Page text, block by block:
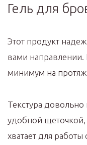
Гель для
Этот продукт
вами направлении.
минимум на
Текстура довольно
удобной
хватает для работы